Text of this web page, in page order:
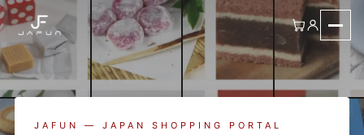
JAFUN — JAPAN SHOPPING PORTAL